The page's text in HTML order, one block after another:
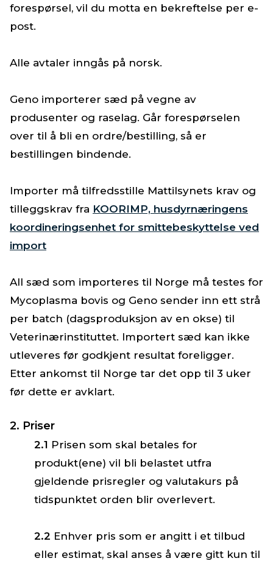
forespørsel, vil du motta en bekreftelse per e-
post.
Alle avtaler inngås på norsk.
Geno importerer sæd på vegne av
produsenter og raselag. Går forespørselen
over til å bli en ordre/bestilling, så er
bestillingen bindende.
Importer må tilfredsstille Mattilsynets krav og
tilleggskrav fra KOORIMP, husdyrnæringens
koordineringsenhet for smittebeskyttelse ved
import
All sæd som importeres til Norge må testes for
Mycoplasma bovis og Geno sender inn ett strå
per batch (dagsproduksjon av en okse) til
Veterinærinstituttet. Importert sæd kan ikke
utleveres før godkjent resultat foreligger.
Etter ankomst til Norge tar det opp til 3 uker
før dette er avklart.
2. Priser
2.1 Prisen som skal betales for
produkt(ene) vil bli belastet utfra
gjeldende prisregler og valutakurs på
tidspunktet orden blir overlevert.
2.2 Enhver pris som er angitt i et tilbud
eller estimat, skal anses å være gitt kun til